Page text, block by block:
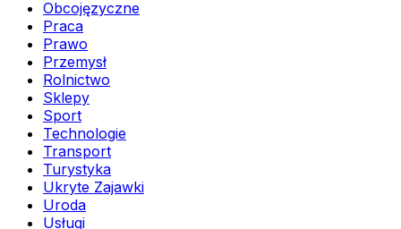
Obcojęzyczne
Praca
Prawo
Przemysł
Rolnictwo
Sklepy
Sport
Technologie
Transport
Turystyka
Ukryte Zajawki
Uroda
Usługi